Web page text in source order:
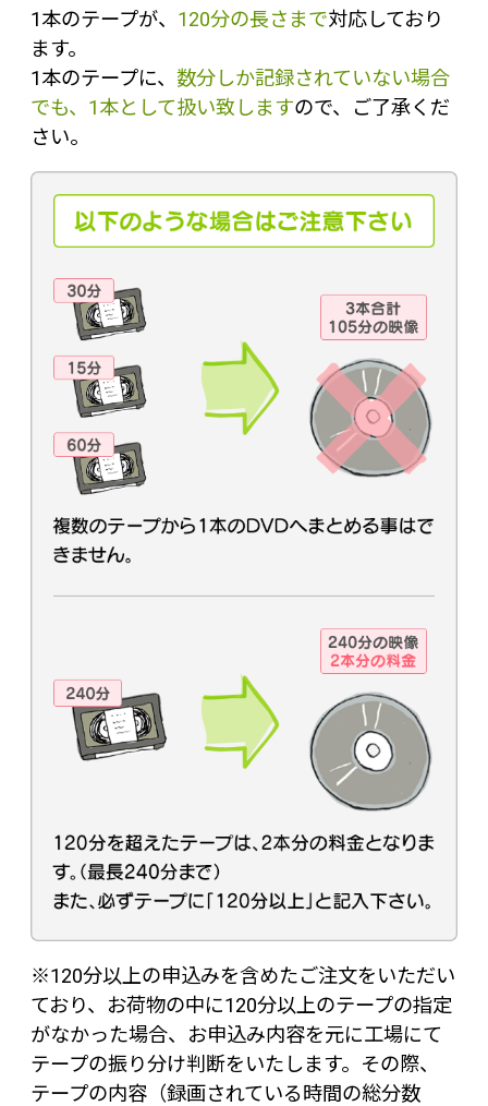
1本のテープが、 120分の長さまで対応しており
ます。
1本のテープに、 数分しか記録されていない場合
でも、1本として扱い致しますので、ご了承くだ
さい。
※120分以上の申込みを含めたご注文をいただい
ており、お荷物の中に120分以上のテープの指定
がなかった場合、お申込み内容を元に工場にて
テープの振り分け判断をいたします。その際、
テープの内容（録画されている時間の総分数